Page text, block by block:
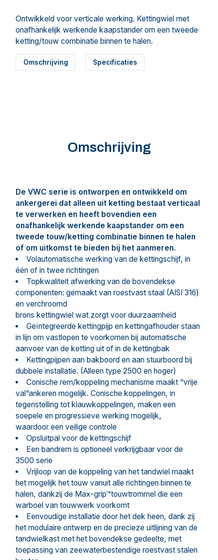
Ontwikkeld voor verticale werking. Kettingwiel met
onafhankelijk werkende kaapstander om een tweede
ketting/touw combinatie binnen te halen.
Omschrijving Specificaties
Omschrijving
De VWC serie is ontworpen en ontwikkeld om
ankergerei dat alleen uit ketting bestaat verticaal
te verwerken en heeft bovendien een
onafhankelijk werkende kaapstander om een
tweede touw/ketting combinatie binnen te halen
of om uitkomst te bieden bij het aanmeren.
Volautomatische werking van de kettingschijf, in
één of in twee richtingen
Topkwaliteit afwerking van de bovendekse
componenten: gemaakt van roestvast staal (AISI 316)
en verchroomd
brons kettingwiel wat zorgt voor duurzaamheid
Geïntegreerde kettingpijp en kettingafhouder staan
in lijn om vastlopen te voorkomen bij automatische
aanvoer van de ketting uit of in de kettingbak
Kettingpijpen aan bakboord en aan stuurboord bij
dubbele installatie. (Alleen type 2500 en hoger)
Conische rem/koppeling mechanisme maakt “vrije
val”ankeren mogelijk. Conische koppelingen, in
tegenstelling tot klauwkoppelingen, maken een
soepele en progressieve werking mogelijk,
waardoor een veilige controle
Opsluitpal voor de kettingschijf
Een bandrem is optioneel verkrijgbaar voor de
3500 serie
Vrijloop van de koppeling van het tandwiel maakt
het mogelijk het touw vanuit alle richtingen binnen te
halen, dankzij de Max-grip™touwtrommel die een
warboel van touwwerk voorkomt
Eenvoudige installatie door het dek heen, dank zij
het modulaire ontwerp en de precieze uitlijning van de
tandwielkast met het bovendekse gedeelte, met
toepassing van zeewaterbestendige roestvast stalen